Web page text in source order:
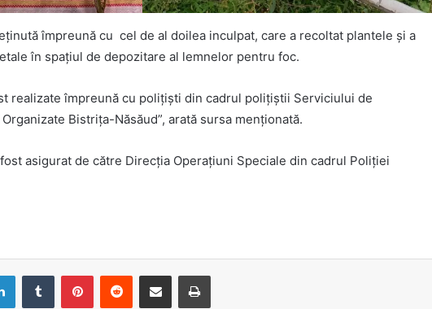
împreună cu cel de al doilea inculpat, care a recoltat plantele și a
în spațiul de depozitare al lemnelor pentru foc.
realizate împreună cu polițiști din cadrul polițiștii Serviciului de
Bistrița-Năsăud”, arată sursa menționată.
asigurat de către Direcția Operațiuni Speciale din cadrul Poliției
LinkedInTumblr PinterestReddit Share via Email Print